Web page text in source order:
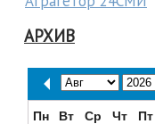
АРХИВ
Пн Вт Ср Чт Пт